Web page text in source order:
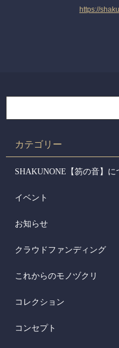
https://
カテゴリー
SHAKUNONE【笏の音】に
イベント
お知らせ
クラウドファンディング
これからのモノヅクリ
コレクション
コンセプト